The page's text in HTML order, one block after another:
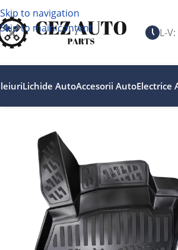
Skip to navigation
Skip to main content
L-
Lichide AutoAccesorii AutoElectrice